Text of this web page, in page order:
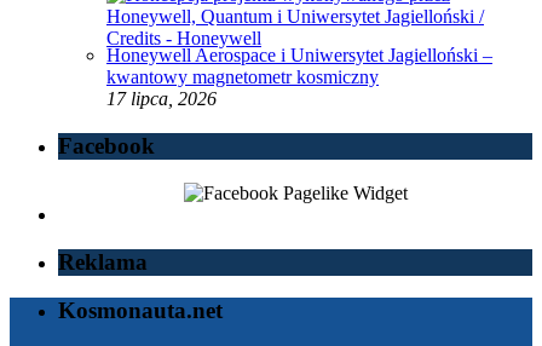
Honeywell Aerospace i Uniwersytet Jagielloński –
kwantowy magnetometr kosmiczny
17 lipca, 2026
Facebook
Reklama
Kosmonauta.net